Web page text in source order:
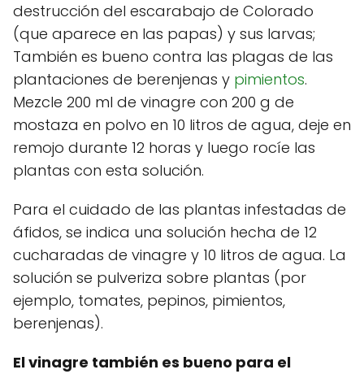
destrucción del escarabajo de Colorado
(que aparece en las papas) y sus larvas;
También es bueno contra las plagas de las
plantaciones de berenjenas y pimientos.
Mezcle 200 ml de vinagre con 200 g de
mostaza en polvo en 10 litros de agua, deje en
remojo durante 12 horas y luego rocíe las
plantas con esta solución.
Para el cuidado de las plantas infestadas de
áfidos, se indica una solución hecha de 12
cucharadas de vinagre y 10 litros de agua. La
solución se pulveriza sobre plantas (por
ejemplo, tomates, pepinos, pimientos,
berenjenas).
El vinagre también es bueno para el